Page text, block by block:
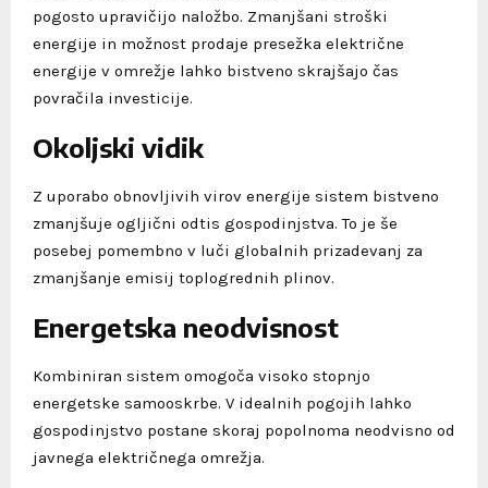
pogosto upravičijo naložbo. Zmanjšani stroški
energije in možnost prodaje presežka električne
energije v omrežje lahko bistveno skrajšajo čas
povračila investicije.
Okoljski vidik
Z uporabo obnovljivih virov energije sistem bistveno
zmanjšuje ogljični odtis gospodinjstva. To je še
posebej pomembno v luči globalnih prizadevanj za
zmanjšanje emisij toplogrednih plinov.
Energetska neodvisnost
Kombiniran sistem omogoča visoko stopnjo
energetske samooskrbe. V idealnih pogojih lahko
gospodinjstvo postane skoraj popolnoma neodvisno od
javnega električnega omrežja.